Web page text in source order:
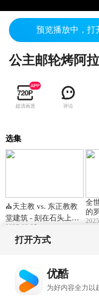
预览播放中，打
超清画质 评论
选集
⛪天主教 vs. 东正教教
堂建筑 - 刻在石头上的
故事
2025-03-25
全
的
打开方式
优酷
为好内容全力以